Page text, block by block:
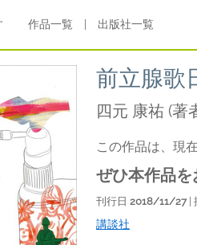
作品一覧 出版社一覧
前立腺歌
四元 康祐 (著
この作品は、現
ぜひ本作品を
刊行日 2018/11/27|
講談社